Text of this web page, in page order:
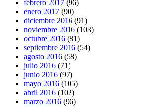
febrero 2017 (96)
enero 2017 (90)
diciembre 2016 (91)
noviembre 2016 (103)
octubre 2016 (81)
septiembre 2016 (54)
agosto 2016 (58)
julio 2016 (71)
junio 2016 (97)
mayo 2016 (105)
abril 2016 (102)
marzo 2016 (96)